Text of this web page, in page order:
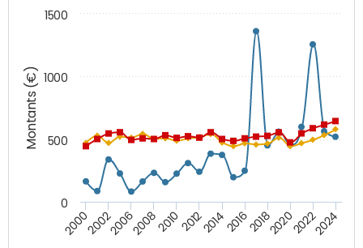
Montants (€)
200020022006200820102012201420162018202020222024
0
500
1000
1500